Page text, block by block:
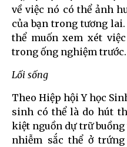
về việc nó có thể ảnh
của bạn trong tương
thể muốn xem xét
trong ống nghiệm trước.
Lối sống
Theo Hiệp hội Y học
sinh có thể là do hút
kiệt nguồn dự trữ
nhiễm sắc thể ở